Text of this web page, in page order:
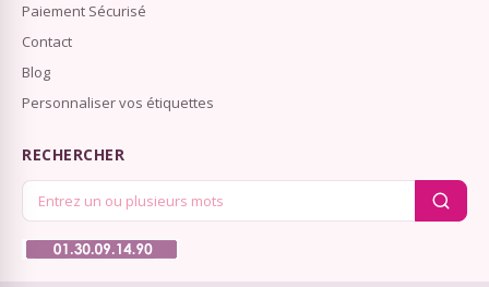
Paiement Sécurisé
Contact
Blog
Personnaliser vos étiquettes
RECHERCHER